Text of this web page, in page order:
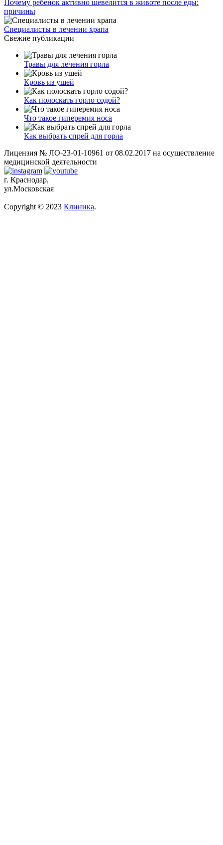
Почему ребенок активно шевелится в животе после еды:
причины
Специалисты в лечении храпа
Свежие публикации
Травы для лечения горла
Кровь из ушей
Как полоскать горло содой?
Что такое гиперемия носа
Как выбрать спрей для горла
Лицензия № ЛО-23-01-10961 от 08.02.2017 на осуществление
медицинской деятельности
г. Краснодар,
ул.Московская
Copyright © 2023 Клиника.